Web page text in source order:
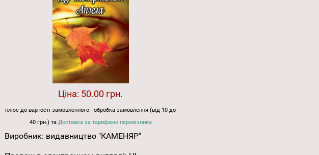
Ціна: 50.00 грн.
плюс до вартості замовленного - обробка замовлення (від 10 до
40 грн.) та Доставка за тарифами перевізника
Виробник: видавництво "КАМЕНЯР"